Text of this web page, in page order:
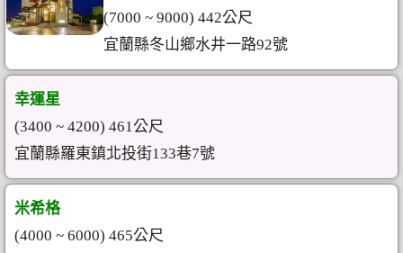
(7000 ~ 9000) 442公尺
宜蘭縣冬山鄉水井一路92號
幸運星
(3400 ~ 4200) 461公尺
宜蘭縣羅東鎮北投街133巷7號
米希格
(4000 ~ 6000) 465公尺